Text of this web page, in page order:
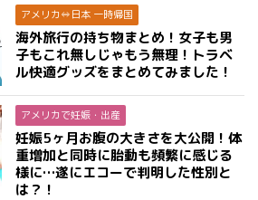
アメリカ⇔日本 一時帰国
海外旅行の持ち物まとめ！女子も男
子もこれ無しじゃもう無理！トラベ
ル快適グッズをまとめてみました！
アメリカで妊娠・出産
妊娠5ヶ月お腹の大きさを大公開！体
重増加と同時に胎動も頻繁に感じる
様に…遂にエコーで判明した性別と
は？！